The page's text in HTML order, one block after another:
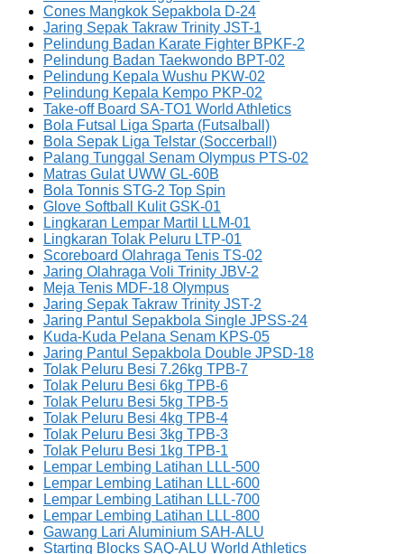
Cones Mangkok Sepakbola D-24
Jaring Sepak Takraw Trinity JST-1
Pelindung Badan Karate Fighter BPKF-2
Pelindung Badan Taekwondo BPT-02
Pelindung Kepala Wushu PKW-02
Pelindung Kepala Kempo PKP-02
Take-off Board SA-TO1 World Athletics
Bola Futsal Liga Sparta (Futsalball)
Bola Sepak Liga Telstar (Soccerball)
Palang Tunggal Senam Olympus PTS-02
Matras Gulat UWW GL-60B
Bola Tonnis STG-2 Top Spin
Glove Softball Kulit GSK-01
Lingkaran Lempar Martil LLM-01
Lingkaran Tolak Peluru LTP-01
Scoreboard Olahraga Tenis TS-02
Jaring Olahraga Voli Trinity JBV-2
Meja Tenis MDF-18 Olympus
Jaring Sepak Takraw Trinity JST-2
Jaring Pantul Sepakbola Single JPSS-24
Kuda-Kuda Pelana Senam KPS-05
Jaring Pantul Sepakbola Double JPSD-18
Tolak Peluru Besi 7.26kg TPB-7
Tolak Peluru Besi 6kg TPB-6
Tolak Peluru Besi 5kg TPB-5
Tolak Peluru Besi 4kg TPB-4
Tolak Peluru Besi 3kg TPB-3
Tolak Peluru Besi 1kg TPB-1
Lempar Lembing Latihan LLL-500
Lempar Lembing Latihan LLL-600
Lempar Lembing Latihan LLL-700
Lempar Lembing Latihan LLL-800
Gawang Lari Aluminium SAH-ALU
Starting Blocks SAQ-ALU World Athletics